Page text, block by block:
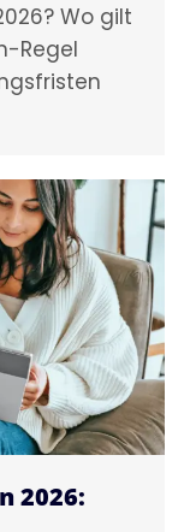
Wo gilt
Regel
2026: